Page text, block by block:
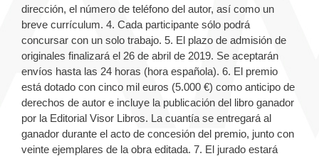
dirección, el número de teléfono del autor, así como un
breve currículum. 4. Cada participante sólo podrá
concursar con un solo trabajo. 5. El plazo de admisión de
originales finalizará el 26 de abril de 2019. Se aceptarán
envíos hasta las 24 horas (hora española). 6. El premio
está dotado con cinco mil euros (5.000 €) como anticipo de
derechos de autor e incluye la publicación del libro ganador
por la Editorial Visor Libros. La cuantía se entregará al
ganador durante el acto de concesión del premio, junto con
veinte ejemplares de la obra editada. 7. El jurado estará